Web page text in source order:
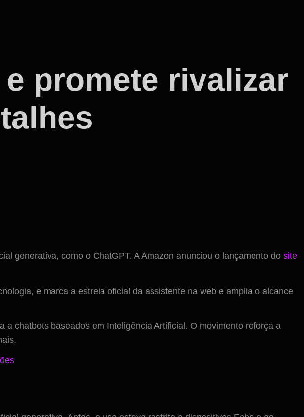
promete rivalizar
generativa, como o ChatGPT. A Amazon anunciou o lançamento do site
e marca a estreia oficial da assistente na web e amplia o alcance
chatbots baseados em Inteligência Artificial. O movimento reforça a